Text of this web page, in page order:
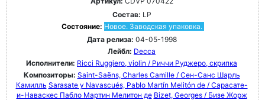
Состав: LP
Состояние: Новое. Заводская упаковка.
Дата релиза: 04-05-1998
Лейбл: Decca
Исполнители: Ricci Ruggiero, violin / Риччи Руджеро, скрипка
Композиторы: Saint-Saëns, Charles Camille / Сен-Санс Шарль
Камилль Sarasate y Navascués, Pablo Martín Melitón de / Сарасате-
и-Наваскес Пабло Мартин Мелитон де Bizet, Georges / Бизе Жорж